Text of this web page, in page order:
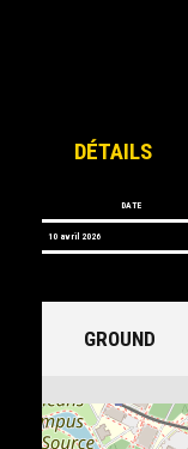
DÉTAILS
DATE
10 avril 2026
GROUND